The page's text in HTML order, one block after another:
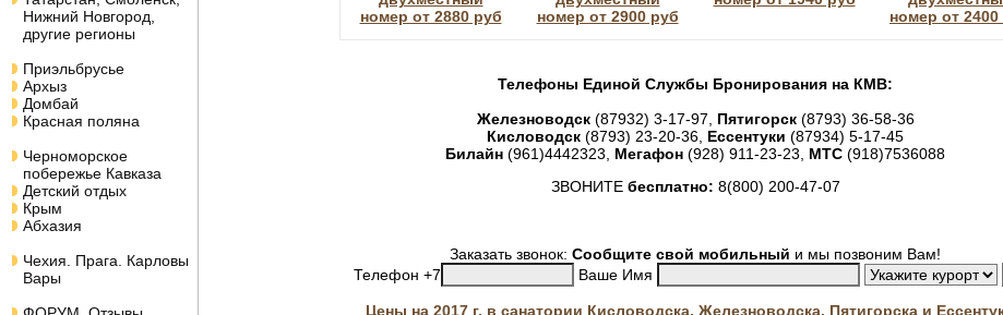
Нижний Новгород,
другие регионы
Приэльбрусье
Архыз
Домбай
Красная поляна
Черноморское
побережье Кавказа
Детский отдых
Крым
Абхазия
Чехия. Прага. Карловы
Вары
номер от 2880 руб
номер от 2900 руб
номер от 2400
Телефоны Единой Службы Бронирования на КМВ:
Железноводск (87932) 3-17-97, Пятигорск (8793) 36-58-36
Кисловодск (8793) 23-20-36, Ессентуки (87934) 5-17-45
Билайн (961)4442323, Мегафон (928) 911-23-23, МТС (918)7536088
ЗВОНИТЕ бесплатно: 8(800) 200-47-07
Заказать звонок: Сообщите свой мобильный и мы позвоним Вам!
Телефон +7
Ваше Имя
Цены на 2017 г. в санатории Кисловодска, Железноводска, Пятигорска и